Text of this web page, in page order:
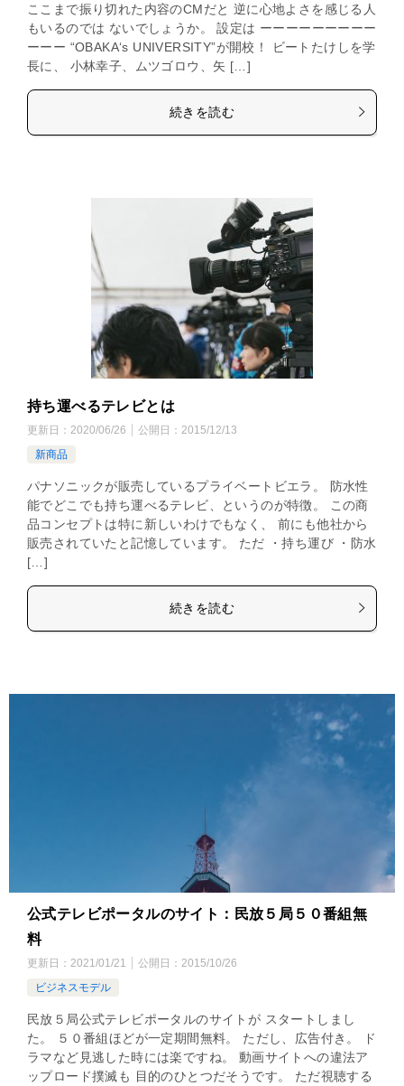
ここまで振り切れた内容のCMだと 逆に心地よさを感じる人
もいるのでは ないでしょうか。 設定は ーーーーーーーーー
ーーー “OBAKA‘s UNIVERSITY”が開校！ ビートたけしを学
長に、 小林幸子、ムツゴロウ、矢 […]
続きを読む
持ち運べるテレビとは
更新日： 2020/06/26 公開日： 2015/12/13
新商品
パナソニックが販売しているプライベートビエラ。 防水性
能でどこでも持ち運べるテレビ、というのが特徴。 この商
品コンセプトは特に新しいわけでもなく、 前にも他社から
販売されていたと記憶しています。 ただ ・持ち運び ・防水
[…]
続きを読む
公式テレビポータルのサイト：民放５局５０番組無
料
更新日： 2021/01/21 公開日： 2015/10/26
ビジネスモデル
民放５局公式テレビポータルのサイトが スタートしまし
た。 ５０番組ほどが一定期間無料。 ただし、広告付き。 ド
ラマなど見逃した時には楽ですね。 動画サイトへの違法ア
ップロード撲滅も 目的のひとつだそうです。 ただ視聴する